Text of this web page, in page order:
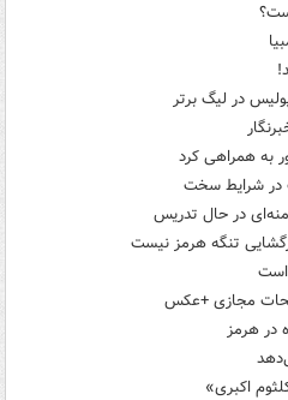
در لیگ برتر
به همراهی کرد
در شرایط سخت
در حال تدریس
تنگه هرمز نیست
است
مجازی +عکس
در هرمز